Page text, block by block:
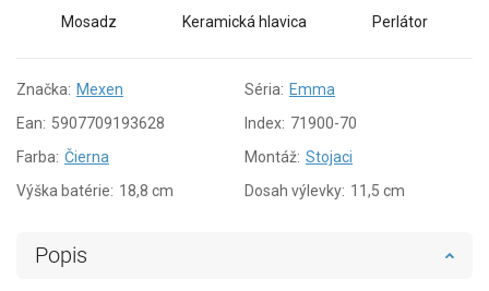
Mosadz Keramická hlavica Perlátor
Značka: Mexen Séria: Emma
Ean: 5907709193628 Index: 71900-70
Farba: Čierna Montáž: Stojaci
Výška batérie: 18,8 cm Dosah výlevky: 11,5 cm
Popis